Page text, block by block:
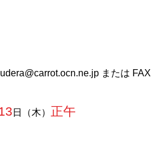
または FAX
日（木） 正午